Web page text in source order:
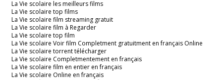
La Vie scolaire les meilleurs films
La Vie scolaire top films
La Vie scolaire film streaming gratuit
La Vie scolaire film à Regarder
La Vie scolaire top film
La Vie scolaire Voir film Completment gratuitment en français Online
La Vie scolaire torrent télécharger
La Vie scolaire Completmentement en français
La Vie scolaire film en entier en français
La Vie scolaire Online en français